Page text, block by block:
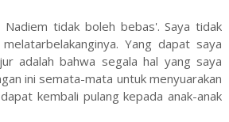
Nadiem tidak boleh bebas'. Saya tidak
Yang dapat saya
adalah bahwa segala hal yang saya
ini semata-mata untuk menyuarakan
kembali pulang kepada anak-anak